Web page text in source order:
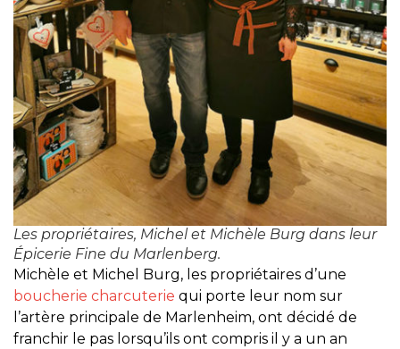
Les propriétaires, Michel et Michèle Burg dans leur
Épicerie Fine du Marlenberg.
Michèle et Michel Burg, les propriétaires d’une
boucherie charcuterie qui porte leur nom sur
l’artère principale de Marlenheim, ont décidé de
franchir le pas lorsqu’ils ont compris il y a un an